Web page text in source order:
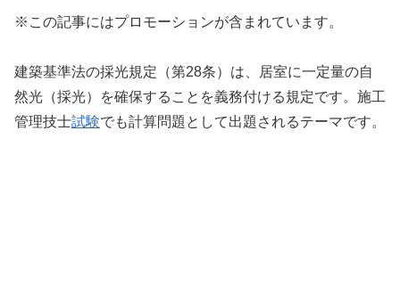
※この記事にはプロモーションが含まれています。
建築基準法の採光規定（第28条）は、居室に一定量の自
然光（採光）を確保することを義務付ける規定です。施工
管理技士試験でも計算問題として出題されるテーマです。